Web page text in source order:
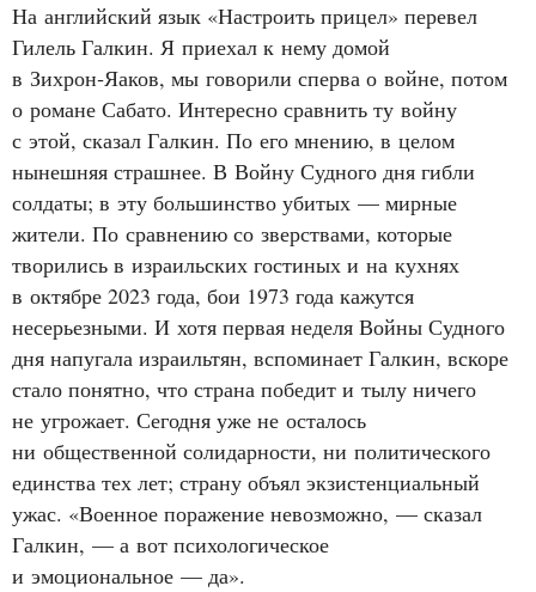
На английский язык «Настроить прицел» перевел
Гилель Галкин. Я приехал к нему домой
в Зихрон‑Яаков, мы говорили сперва о войне, потом
о романе Сабато. Интересно сравнить ту войну
с этой, сказал Галкин. По его мнению, в целом
нынешняя страшнее. В Войну Судного дня гибли
солдаты; в эту большинство убитых — мирные
жители. По сравнению со зверствами, которые
творились в израильских гостиных и на кухнях
в октябре 2023 года, бои 1973 года кажутся
несерьезными. И хотя первая неделя Войны Судного
дня напугала израильтян, вспоминает Галкин, вскоре
стало понятно, что страна победит и тылу ничего
не угрожает. Сегодня уже не осталось
ни общественной солидарности, ни политического
единства тех лет; страну объял экзистенциальный
ужас. «Военное поражение невозможно, — сказал
Галкин, — а вот психологическое
и эмоциональное — да».